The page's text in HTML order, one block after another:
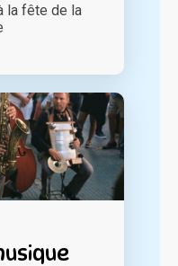
la fête de la